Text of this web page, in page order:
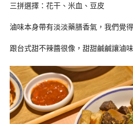
三拼選擇：花干、米血、豆皮
滷味本身帶有淡淡藥膳香氣，我們覺
跟台式甜不辣醬很像，甜甜鹹鹹讓滷